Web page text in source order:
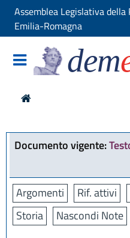
Assemblea Legislativa della
Emilia-Romagna
dem
Documento vigente:
Argomenti Rif. attivi
Storia
Nascondi Note